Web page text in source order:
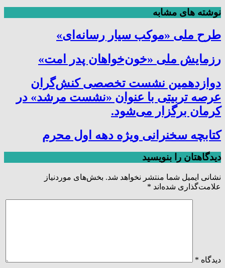
نوشته های مشابه
طرح ملی «موکب سیار رسانه‌ای»
رزمایش ملی «خون‌خواهان پدر امت»
دوازدهمین نشست تخصصی کنش‌گران
عرصه تربیتی با عنوان «نشست مرشد» در
کرمان برگزار می‌شود.
کتابچه سخنرانی ویژه دهه اول محرم
دیدگاهتان را بنویسید
نشانی ایمیل شما منتشر نخواهد شد. بخش‌های موردنیاز
علامت‌گذاری شده‌اند *
دیدگاه *